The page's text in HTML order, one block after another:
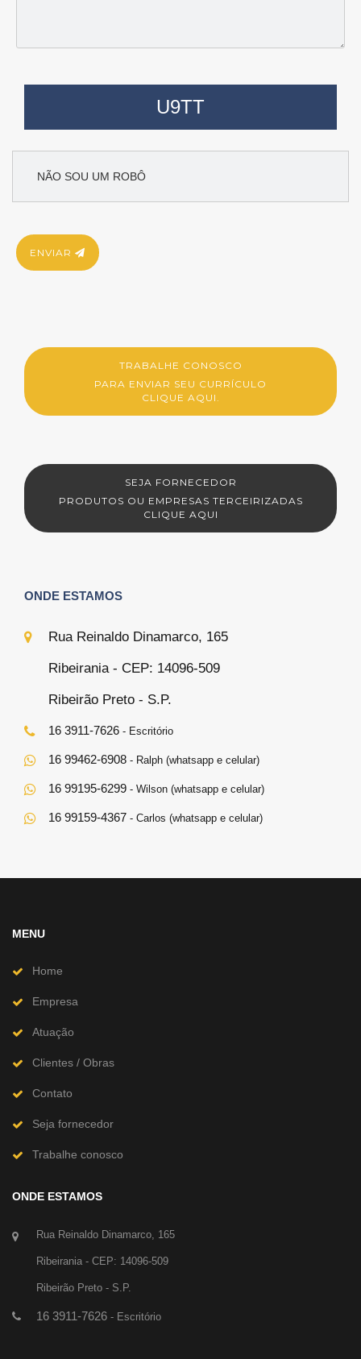
U9TT
ENVIAR
TRABALHE CONOSCO
PARA ENVIAR SEU CURRÍCULO
CLIQUE AQUI.
SEJA FORNECEDOR
PRODUTOS OU EMPRESAS TERCEIRIZADAS
CLIQUE AQUI
ONDE ESTAMOS
Rua Reinaldo Dinamarco, 165
Ribeirania - CEP: 14096-509
Ribeirão Preto - S.P.
16 3911-7626 - Escritório
16 99462-6908 - Ralph (whatsapp e celular)
16 99195-6299 - Wilson (whatsapp e celular)
16 99159-4367 - Carlos (whatsapp e celular)
MENU
Home
Empresa
Atuação
Clientes / Obras
Contato
Seja fornecedor
Trabalhe conosco
ONDE ESTAMOS
Rua Reinaldo Dinamarco, 165
Ribeirania - CEP: 14096-509
Ribeirão Preto - S.P.
16 3911-7626 - Escritório